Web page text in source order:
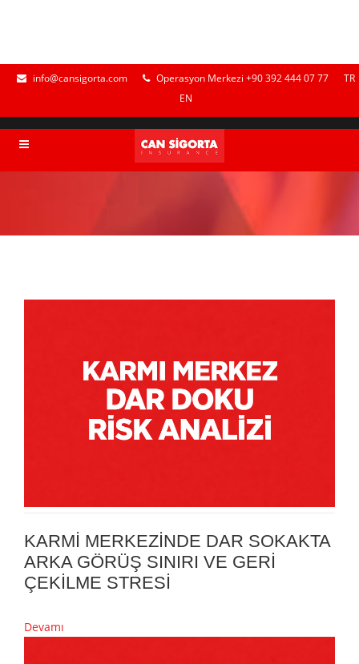
info@cansigorta.com Operasyon Merkezi +90 392 444 07 77
TR
EN
KARMİ MERKEZİNDE DAR SOKAKTA
ARKA GÖRÜŞ SINIRI VE GERİ
ÇEKİLME STRESİ
Devamı